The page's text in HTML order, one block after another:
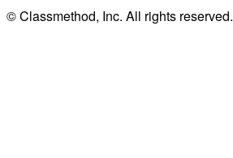
© Classmethod, Inc. All rights reserved.